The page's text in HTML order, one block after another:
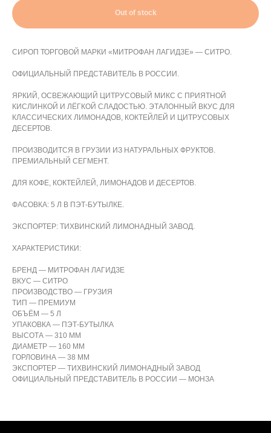
Out of stock
СИРОП ТОРГОВОЙ МАРКИ «МИТРОФАН ЛАГИДЗЕ» — СИТРО.
ОФИЦИАЛЬНЫЙ ПРЕДСТАВИТЕЛЬ В РОССИИ.
ЯРКИЙ, ОСВЕЖАЮЩИЙ ЦИТРУСОВЫЙ МИКС С ПРИЯТНОЙ
КИСЛИНКОЙ И ЛЁГКОЙ СЛАДОСТЬЮ. ЭТАЛОННЫЙ ВКУС ДЛЯ
КЛАССИЧЕСКИХ ЛИМОНАДОВ, КОКТЕЙЛЕЙ И ЦИТРУСОВЫХ
ДЕСЕРТОВ.
ПРОИЗВОДИТСЯ В ГРУЗИИ ИЗ НАТУРАЛЬНЫХ ФРУКТОВ.
ПРЕМИАЛЬНЫЙ СЕГМЕНТ.
ДЛЯ КОФЕ, КОКТЕЙЛЕЙ, ЛИМОНАДОВ И ДЕСЕРТОВ.
ФАСОВКА: 5 Л В ПЭТ-БУТЫЛКЕ.
ЭКСПОРТЕР: ТИХВИНСКИЙ ЛИМОНАДНЫЙ ЗАВОД.
ХАРАКТЕРИСТИКИ:
БРЕНД — МИТРОФАН ЛАГИДЗЕ
ВКУС — СИТРО
ПРОИЗВОДСТВО — ГРУЗИЯ
ТИП — ПРЕМИУМ
ОБЪЁМ — 5 Л
УПАКОВКА — ПЭТ-БУТЫЛКА
ВЫСОТА — 310 ММ
ДИАМЕТР — 160 ММ
ГОРЛОВИНА — 38 ММ
ЭКСПОРТЕР — ТИХВИНСКИЙ ЛИМОНАДНЫЙ ЗАВОД
ОФИЦИАЛЬНЫЙ ПРЕДСТАВИТЕЛЬ В РОССИИ — МОНЗА